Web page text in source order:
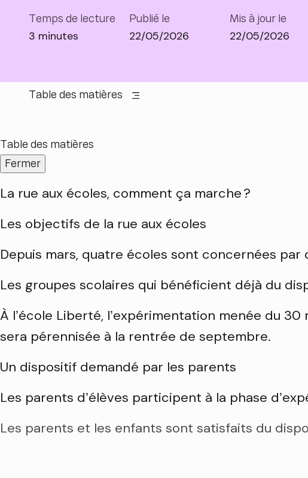
Publié le
22/05/2026
Mis à jour le
22/05/2026
Temps de lecture
3 minutes
Table des matières
Table des matières
Fermer
La rue aux écoles, comment ça marche ?
Les objectifs de la rue aux écoles
Depuis mars, quatre écoles sont concernées
Les groupes scolaires qui bénéficient déjà du
À l’école Liberté, l’expérimentation menée du
sera pérennisée à la rentrée de septembre.
Un dispositif demandé par les parents
Les parents d’élèves participent à la phase
Les parents et les enfants sont satisfaits du